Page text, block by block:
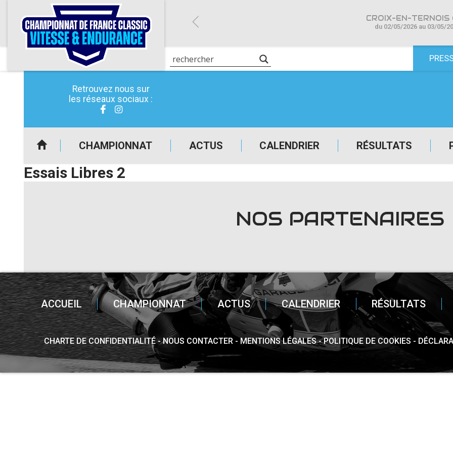
Retrouvez nous sur
les réseaux sociaux :
CHAMPIONNAT ACTUS CALENDRIER RÉSULTATS
CROIX-EN-TERNOIS
du 02/05/2026 au 03/05/
Essais Libres 2
NOS PARTENAIRES
ACCUEIL CHAMPIONNAT ACTUS CALENDRIER RÉSULTATS
CHARTE DE CONFIDENTIALITÉ NOUS CONTACTER MENTIONS LÉGALES POLITIQUE DE COOKIES